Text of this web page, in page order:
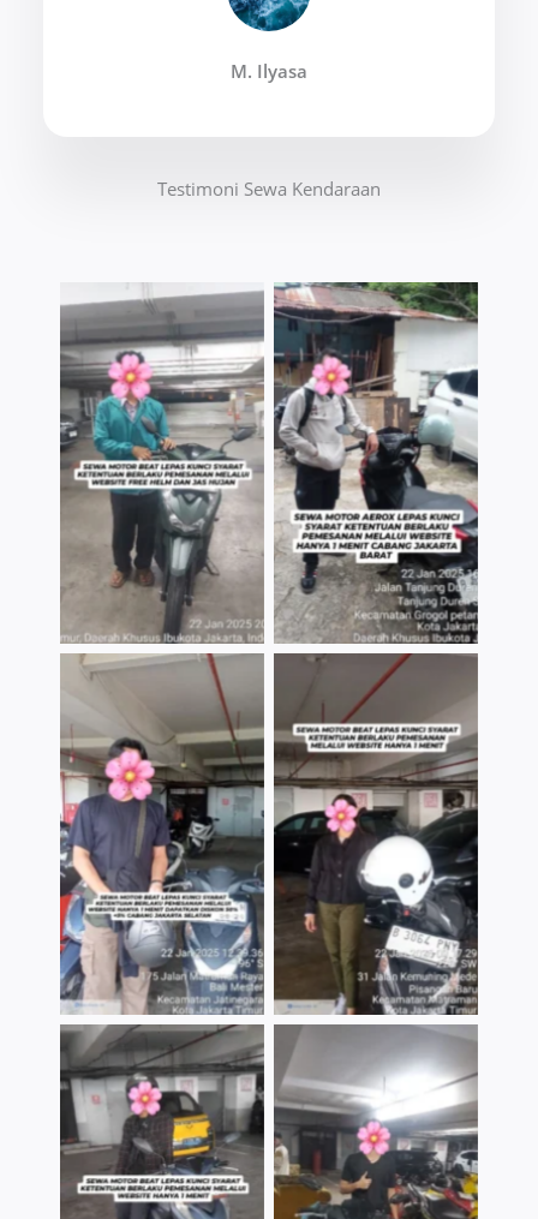
M. Ilyasa
Testimoni Sewa Kendaraan
TNo Caption TNo Caption
TNo Caption TNo Caption
TNo Caption TNo Caption